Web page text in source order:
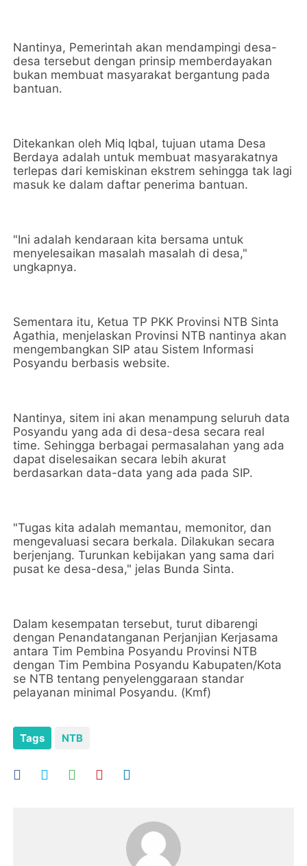
Nantinya, Pemerintah akan mendampingi desa-
desa tersebut dengan prinsip memberdayakan
bukan membuat masyarakat bergantung pada
bantuan.
Ditekankan oleh Miq Iqbal, tujuan utama Desa
Berdaya adalah untuk membuat masyarakatnya
terlepas dari kemiskinan ekstrem sehingga tak lagi
masuk ke dalam daftar penerima bantuan.
"Ini adalah kendaraan kita bersama untuk
menyelesaikan masalah masalah di desa,"
ungkapnya.
Sementara itu, Ketua TP PKK Provinsi NTB Sinta
Agathia, menjelaskan Provinsi NTB nantinya akan
mengembangkan SIP atau Sistem Informasi
Posyandu berbasis website.
Nantinya, sitem ini akan menampung seluruh data
Posyandu yang ada di desa-desa secara real
time. Sehingga berbagai permasalahan yang ada
dapat diselesaikan secara lebih akurat
berdasarkan data-data yang ada pada SIP.
"Tugas kita adalah memantau, memonitor, dan
mengevaluasi secara berkala. Dilakukan secara
berjenjang. Turunkan kebijakan yang sama dari
pusat ke desa-desa," jelas Bunda Sinta.
Dalam kesempatan tersebut, turut dibarengi
dengan Penandatanganan Perjanjian Kerjasama
antara Tim Pembina Posyandu Provinsi NTB
dengan Tim Pembina Posyandu Kabupaten/Kota
se NTB tentang penyelenggaraan standar
pelayanan minimal Posyandu. (Kmf)
Tags NTB